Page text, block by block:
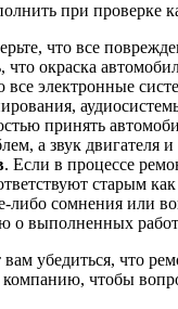
при проверке
что все
окраска
все электронные
принять
а звук
. Если в процессе
старым
либо сомнения или
выполненных
убедиться, что
компанию, чтобы